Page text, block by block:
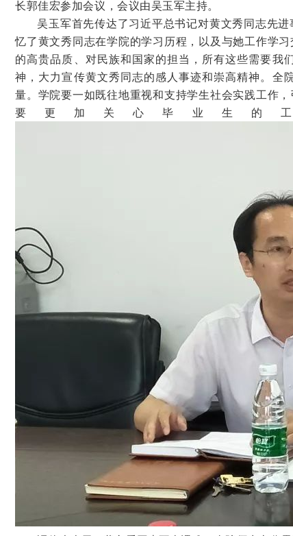
长郭佳宏参加会议，会议由吴玉军主持。
吴玉军首先传达了习近平总书记对黄文秀同志先
忆了黄文秀同志在学院的学习历程，以及与她工作学
的高贵品质、对民族和国家的担当，所有这些需要我
神，大力宣传黄文秀同志的感人事迹和崇高精神。全
量。学院要一如既往地重视和支持学生社会实践工作
要更加关心毕业生的